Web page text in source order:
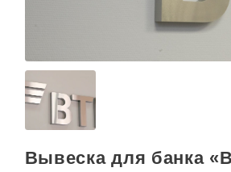
Вывеска для банка